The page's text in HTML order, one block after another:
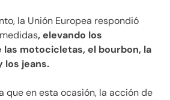
la Unión Europea respondió
, elevando los
las motocicletas, el bourbon, la
los jeans.
que en esta ocasión, la acción de